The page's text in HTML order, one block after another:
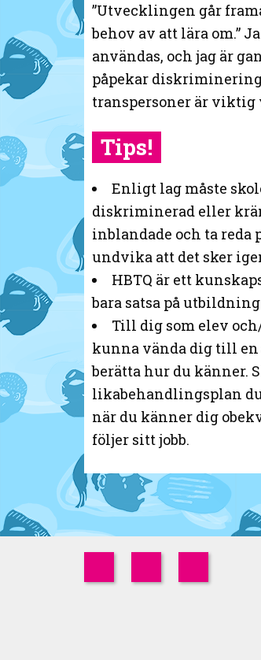
”Utvecklingen går
behov av att lära om.”
användas, och jag är
påpekar
transpersoner är viktig
Tips!
Enligt lag måste
diskriminerad eller
inblandade och ta reda
undvika att det sker
HBTQ är ett
bara satsa på
Till dig som elev
kunna vända dig till
berätta hur du känner.
likabehandlingsplan
när du känner dig
följer sitt jobb.